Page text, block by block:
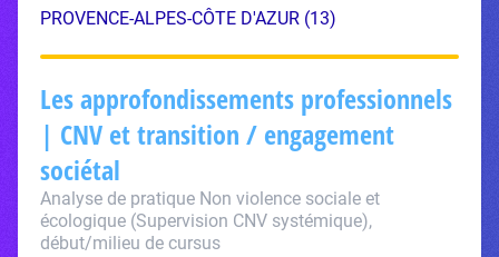
PROVENCE-ALPES-CÔTE D'AZUR (13)
Les approfondissements professionnels
| CNV et transition / engagement
sociétal
Analyse de pratique Non violence sociale et
écologique (Supervision CNV systémique),
début/milieu de cursus